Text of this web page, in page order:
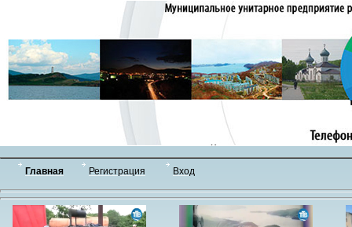
Главная Регистрация Вход